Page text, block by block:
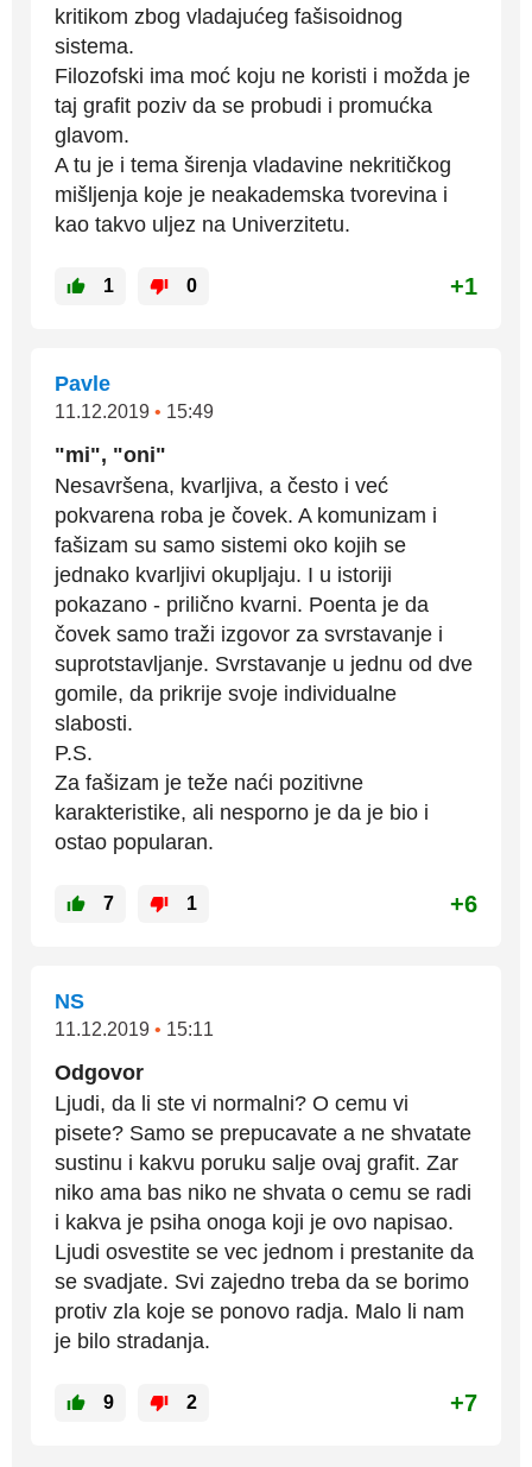
kritikom zbog vladajućeg fašisoidnog
sistema.
Filozofski ima moć koju ne koristi i možda je
taj grafit poziv da se probudi i promućka
glavom.
A tu je i tema širenja vladavine nekritičkog
mišljenja koje je neakademska tvorevina i
kao takvo uljez na Univerzitetu.
1 0 +1
Pavle
11.12.2019 • 15:49
"mi", "oni"
Nesavršena, kvarljiva, a često i već
pokvarena roba je čovek. A komunizam i
fašizam su samo sistemi oko kojih se
jednako kvarljivi okupljaju. I u istoriji
pokazano - prilično kvarni. Poenta je da
čovek samo traži izgovor za svrstavanje i
suprotstavljanje. Svrstavanje u jednu od dve
gomile, da prikrije svoje individualne
slabosti.
P.S.
Za fašizam je teže naći pozitivne
karakteristike, ali nesporno je da je bio i
ostao popularan.
7 1 +6
NS
11.12.2019 • 15:11
Odgovor
Ljudi, da li ste vi normalni? O cemu vi
pisete? Samo se prepucavate a ne shvatate
sustinu i kakvu poruku salje ovaj grafit. Zar
niko ama bas niko ne shvata o cemu se radi
i kakva je psiha onoga koji je ovo napisao.
Ljudi osvestite se vec jednom i prestanite da
se svadjate. Svi zajedno treba da se borimo
protiv zla koje se ponovo radja. Malo li nam
je bilo stradanja.
9 2 +7